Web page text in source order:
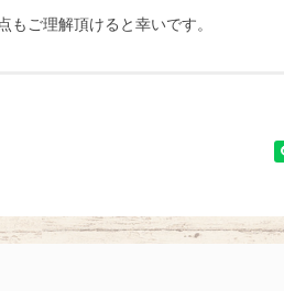
ご理解頂けると幸いです。